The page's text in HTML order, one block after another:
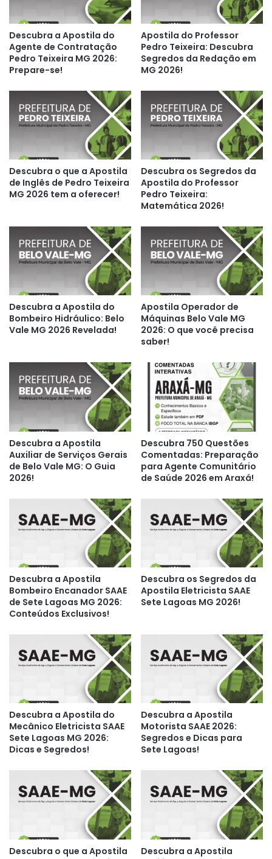
Descubra a Apostila do
Agente de Contratação
Pedro Teixeira MG 2026:
Prepare-se!
Apostila do Professor
Pedro Teixeira: Descubra
Segredos da Redação em
MG 2026!
Descubra o que a Apostila
de Inglês de Pedro Teixeira
MG 2026 tem a oferecer!
Descubra os Segredos da
Apostila do Professor
Pedro Teixeira:
Matemática 2026!
Descubra a Apostila do
Bombeiro Hidráulico: Belo
Vale MG 2026 Revelada!
Apostila Operador de
Máquinas Belo Vale MG
2026: O que você precisa
saber!
Descubra a Apostila
Auxiliar de Serviços Gerais
de Belo Vale MG: O Guia
2026!
Descubra 750 Questões
Comentadas: Preparação
para Agente Comunitário
de Saúde 2026 em Araxá!
Descubra a Apostila
Bombeiro Encanador SAAE
de Sete Lagoas MG 2026:
Conteúdos Exclusivos!
Descubra os Segredos da
Apostila Eletricista SAAE
Sete Lagoas MG 2026!
Descubra a Apostila do
Mecânico Eletricista SAAE
Sete Lagoas MG 2026:
Dicas e Segredos!
Descubra a Apostila
Motorista SAAE 2026:
Segredos e Dicas para
Sete Lagoas!
Descubra o que a Apostila
Descubra a Apostila